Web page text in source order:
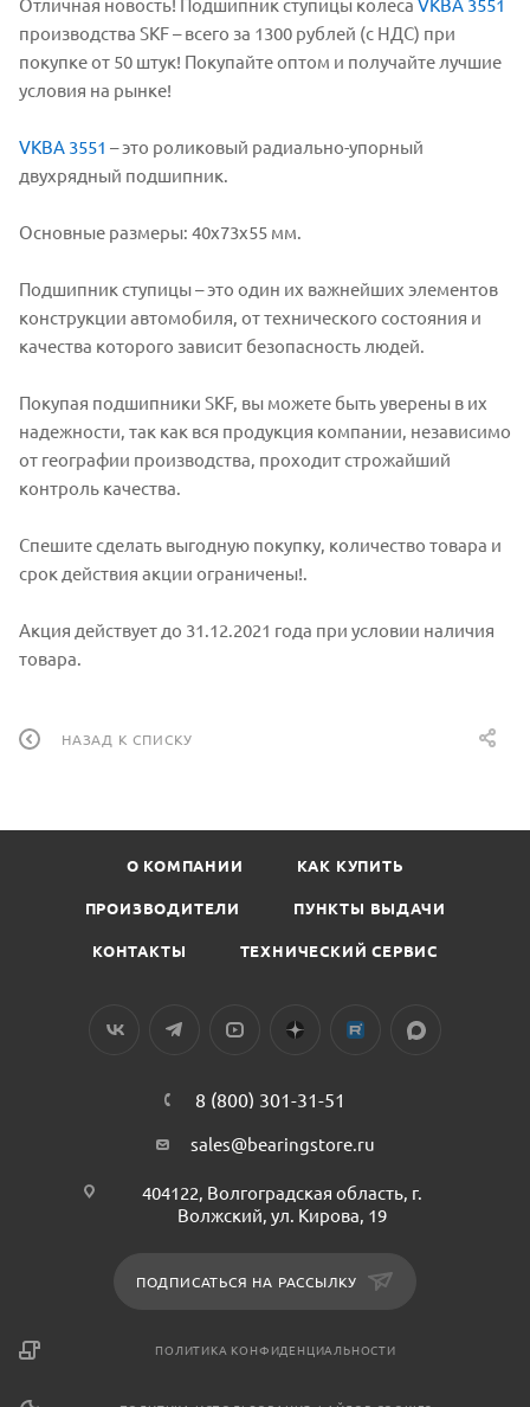
производства SKF – всего за 1300 рублей (с НДС) при
покупке от 50 штук! Покупайте оптом и получайте лучшие
условия на рынке!
VKBA 3551 – это роликовый радиально-упорный
двухрядный подшипник.
Основные размеры: 40x73x55 мм.
Подшипник ступицы – это один их важнейших элементов
конструкции автомобиля, от технического состояния и
качества которого зависит безопасность людей.
Покупая подшипники SKF, вы можете быть уверены в их
надежности, так как вся продукция компании, независимо
от географии производства, проходит строжайший
контроль качества.
Спешите сделать выгодную покупку, количество товара и
срок действия акции ограничены!.
Акция действует до 31.12.2021 года при условии наличия
товара.
НАЗАД К СПИСКУ
О КОМПАНИИ КАК КУПИТЬ
ПРОИЗВОДИТЕЛИ ПУНКТЫ ВЫДАЧИ
КОНТАКТЫ ТЕХНИЧЕСКИЙ СЕРВИС
8 (800) 301-31-51
sales@bearingstore.ru
404122, Волгоградская область, г.
Волжский, ул. Кирова, 19
ПОДПИСАТЬСЯ НА РАССЫЛКУ
ПОЛИТИКА КОНФИДЕНЦИАЛЬНОСТИ